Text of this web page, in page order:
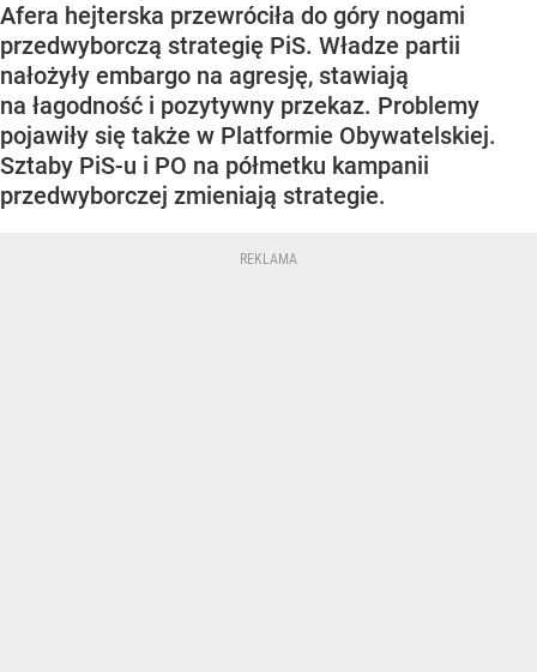
Afera hejterska przewróciła do góry nogami
przedwyborczą strategię PiS. Władze partii
nałożyły embargo na agresję, stawiają
na łagodność i pozytywny przekaz. Problemy
pojawiły się także w Platformie Obywatelskiej.
Sztaby PiS-u i PO na półmetku kampanii
przedwyborczej zmieniają strategie.